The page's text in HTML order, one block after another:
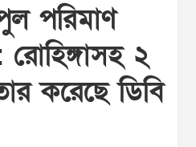
পরিমাণ
রোহিঙ্গাসহ ২
করেছে ডিবি